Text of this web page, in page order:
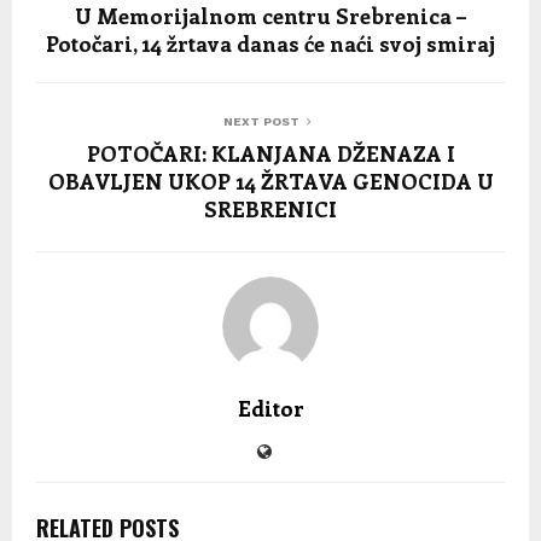
U Memorijalnom centru Srebrenica –
Potočari, 14 žrtava danas će naći svoj smiraj
NEXT POST
POTOČARI: KLANJANA DŽENAZA I
OBAVLJEN UKOP 14 ŽRTAVA GENOCIDA U
SREBRENICI
Editor
RELATED POSTS